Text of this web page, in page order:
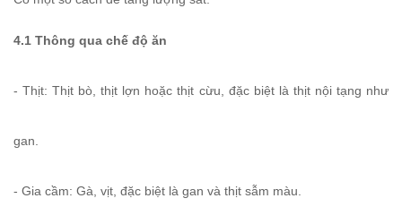
4.1 Thông qua chế độ ăn
- Thịt: Thịt bò, thịt lợn hoặc thịt cừu, đặc biệt là thịt nội tạng như
gan.
- Gia cầm: Gà, vịt, đặc biệt là gan và thịt sẫm màu.